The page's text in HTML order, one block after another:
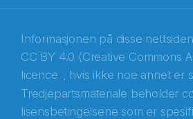
Informasjonen på disse
CC BY 4.0 (Creative Commons
licence , hvis ikke noe annet er
Tredjepartsmateriale beholder
lisensbetingelsene som er